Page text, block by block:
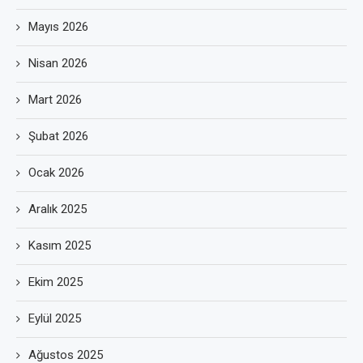
Mayıs 2026
Nisan 2026
Mart 2026
Şubat 2026
Ocak 2026
Aralık 2025
Kasım 2025
Ekim 2025
Eylül 2025
Ağustos 2025